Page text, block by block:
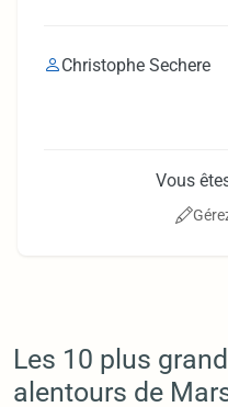
Christophe Sechere
Vous
Les 10 plus
alentours de